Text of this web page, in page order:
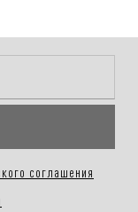
соглашения